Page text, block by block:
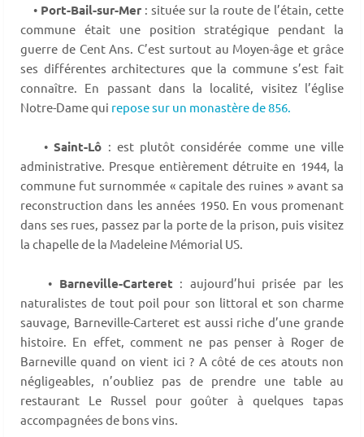
• Port-Bail-sur-Mer : située sur la route de l’étain, cette
commune était une position stratégique pendant la
guerre de Cent Ans. C’est surtout au Moyen-âge et grâce
ses différentes architectures que la commune s’est fait
connaître. En passant dans la localité, visitez l’église
Notre-Dame qui repose sur un monastère de 856.
•Saint-Lô : est plutôt considérée comme une ville
administrative. Presque entièrement détruite en 1944, la
commune fut surnommée « capitale des ruines » avant sa
reconstruction dans les années 1950. En vous promenant
dans ses rues, passez par la porte de la prison, puis visitez
la chapelle de la Madeleine Mémorial US.
• Barneville-Carteret : aujourd’hui prisée par les
naturalistes de tout poil pour son littoral et son charme
sauvage, Barneville-Carteret est aussi riche d’une grande
histoire. En effet, comment ne pas penser à Roger de
Barneville quand on vient ici ? A côté de ces atouts non
négligeables, n’oubliez pas de prendre une table au
restaurant Le Russel pour goûter à quelques tapas
accompagnées de bons vins.